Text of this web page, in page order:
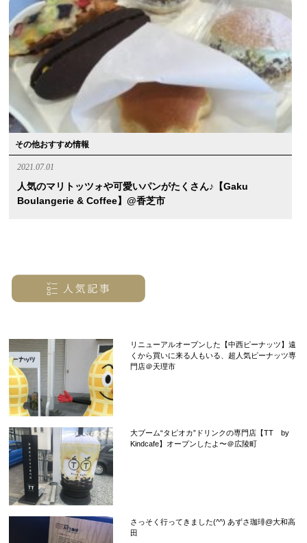
その他おすすめ情報
2021.07.01
人気のマリトッツォや可愛いパンがたくさん♪【Gaku
Boulangerie & Coffee】@香芝市
リニューアルオープンした【中西ピーナッツ】遠
くから買いに来る人もいる、超人気ピーナッツ専
門店＠天理市
大ブーム“タピオカ”ドリンクの専門店【TT by
Kindcafe】オープンしたよ〜＠広陵町
さっそく行ってきました(^^) あずさ珈琲@大和高
田